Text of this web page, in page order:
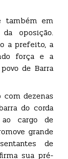
também em
oposição.
a prefeito, a
força e a
de Barra